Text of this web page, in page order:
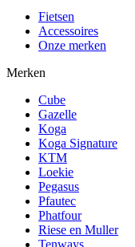
Fietsen
Accessoires
Onze merken
Merken
Cube
Gazelle
Koga
Koga Signature
KTM
Loekie
Pegasus
Pfautec
Phatfour
Riese en Muller
Tenways